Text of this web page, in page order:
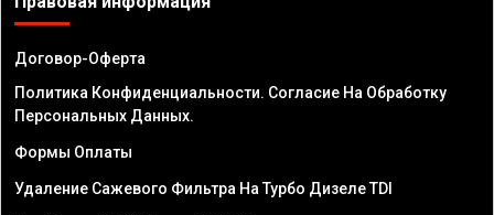
Договор-Оферта
Политика Конфиденциальности. Согласие На Обработку
Персональных Данных.
Формы Оплаты
Удаление Сажевого Фильтра На Турбо Дизеле TDI